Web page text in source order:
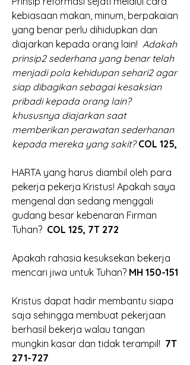
kebiasaan makan, minum, berpakaian
yang benar perlu dihidupkan dan
diajarkan kepada orang lain! Adakah
prinsip2 sederhana yang benar telah
menjadi pola kehidupan sehari2 agar
siap dibagikan sebagai kesaksian
pribadi kepada orang lain?
khususnya diajarkan saat
memberikan perawatan sederhanan
kepada mereka yang sakit?
HARTA yang harus diambil oleh para
pekerja pekerja Kristus! Apakah saya
mengenal dan sedang menggali
gudang besar kebenaran Firman
Tuhan? COL 125, 7T 272
Apakah rahasia kesuksekan bekerja
mencari jiwa untuk Tuhan? MH 150-151
Kristus dapat hadir membantu siapa
saja sehingga membuat pekerjaan
berhasil bekerja walau tangan
mungkin kasar dan tidak terampil!
  7T
271-727